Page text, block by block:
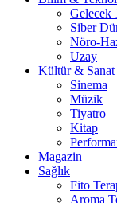
Gelecek
Siber
Nöro-
Uzay
Kültür & Sanat
Sinema
Müzik
Tiyatro
Kitap
Magazin
Sağlık
Fito
Aroma